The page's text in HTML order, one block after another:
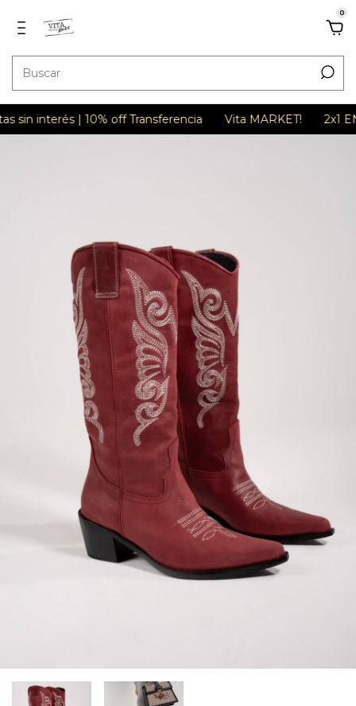
0
| 10% off Transferencia Vita MARKET! 2x1 EN